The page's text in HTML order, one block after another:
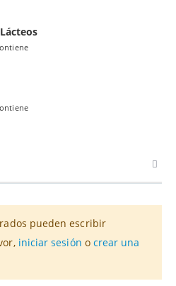
pueden escribir
iniciar sesión o crear una